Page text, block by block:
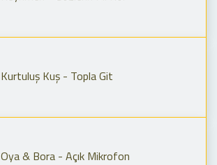
Kurtuluş Kuş - Topla Git
Oya & Bora - Açık Mikrofon